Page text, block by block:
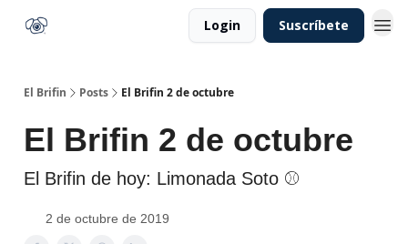
Login Suscríbete
El Brifin Posts El Brifin 2 de octubre
El Brifin 2 de octubre
El Brifin de hoy: Limonada Soto ⚾️
2 de octubre de 2019